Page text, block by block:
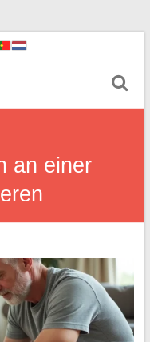
an einer